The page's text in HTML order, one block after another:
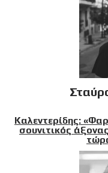
Καλεντερίδης:
σουνιτικός